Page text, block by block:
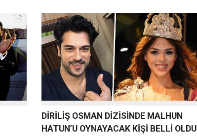
DİRİLİŞ OSMAN DİZİSİNDE MALHUN
HATUN’U OYNAYACAK KİŞİ BELLİ OLDU